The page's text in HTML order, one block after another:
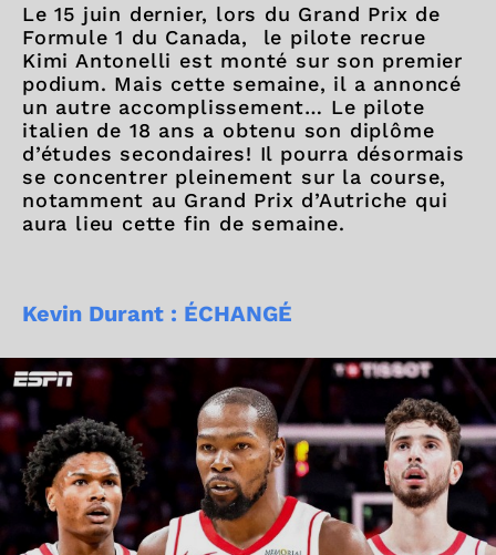
Le 15 juin dernier, lors du Grand Prix de
Formule 1 du Canada, le pilote recrue
Kimi Antonelli est monté sur son premier
podium. Mais cette semaine, il a annoncé
un autre accomplissement… Le pilote
italien de 18 ans a obtenu son diplôme
d’études secondaires! Il pourra désormais
se concentrer pleinement sur la course,
notamment au Grand Prix d’Autriche qui
aura lieu cette fin de semaine.
Kevin Durant : ÉCHANGÉ